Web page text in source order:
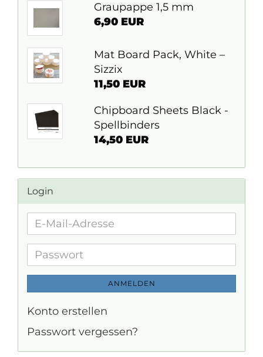
Graupappe 1,5 mm
6,90 EUR
Mat Board Pack, White –
Sizzix
11,50 EUR
Chipboard Sheets Black -
Spellbinders
14,50 EUR
Login
E-
Adresse
Passwort
ANMELDEN
Konto erstellen
Passwort vergessen?